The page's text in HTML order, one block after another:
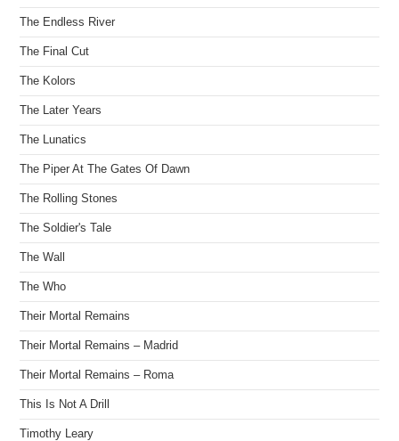
The Endless River
The Final Cut
The Kolors
The Later Years
The Lunatics
The Piper At The Gates Of Dawn
The Rolling Stones
The Soldier's Tale
The Wall
The Who
Their Mortal Remains
Their Mortal Remains – Madrid
Their Mortal Remains – Roma
This Is Not A Drill
Timothy Leary